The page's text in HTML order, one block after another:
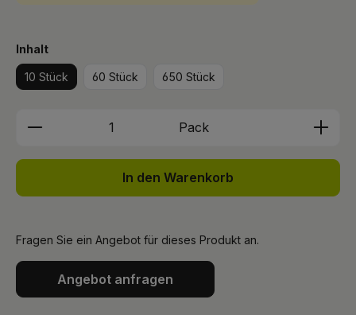
Inhaltauswählen
10 Stück 60 Stück 650 Stück
Produkt Anzahl: Gib den
Pack
In den Warenkorb
Fragen Sie ein Angebot für dieses Produkt an.
Angebot anfragen